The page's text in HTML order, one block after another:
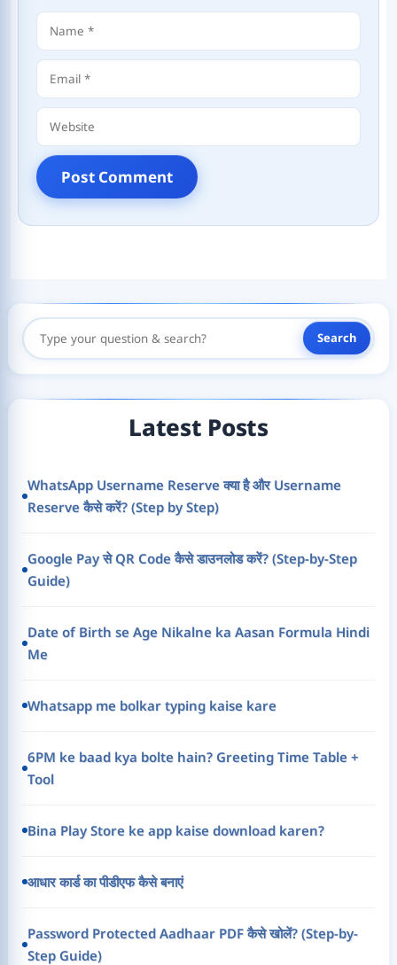
Name
Email
Website
Search
Search
Latest Posts
WhatsApp Username Reserve क्या है और Username
Reserve कैसे करें? (Step by Step)
Google Pay से QR Code कैसे डाउनलोड करें? (Step-by-Step
Guide)
Date of Birth se Age Nikalne ka Aasan Formula Hindi
Me
Whatsapp me bolkar typing kaise kare
6PM ke baad kya bolte hain? Greeting Time Table +
Tool
Bina Play Store ke app kaise download karen?
आधार कार्ड का पीडीएफ कैसे बनाएं
Password Protected Aadhaar PDF कैसे खोलें? (Step-by-
Step Guide)